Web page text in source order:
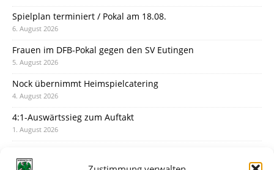
Spielplan terminiert / Pokal am 18.08.
6. August 2026
Frauen im DFB-Pokal gegen den SV Eutingen
5. August 2026
Nock übernimmt Heimspielcatering
4. August 2026
4:1-Auswärtssieg zum Auftakt
1. August 2026
31. Juli 2026